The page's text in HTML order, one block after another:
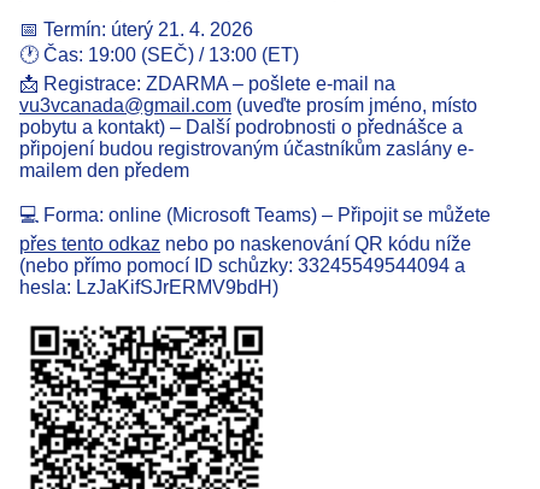
📅 Termín: úterý 21. 4. 2026
🕐 Čas: 19:00 (SEČ) / 13:00 (ET)
📩 Registrace: ZDARMA – pošlete e-mail na
vu3vcanada@gmail.com (uveďte prosím jméno, místo
pobytu a kontakt) – Další podrobnosti o přednášce a
připojení budou registrovaným účastníkům zaslány e-
mailem den předem
💻 Forma: online (Microsoft Teams) – Připojit se můžete
přes tento odkaz nebo po naskenování QR kódu níže
(nebo přímo pomocí ID schůzky: 33245549544094 a
hesla: LzJaKifSJrERMV9bdH)